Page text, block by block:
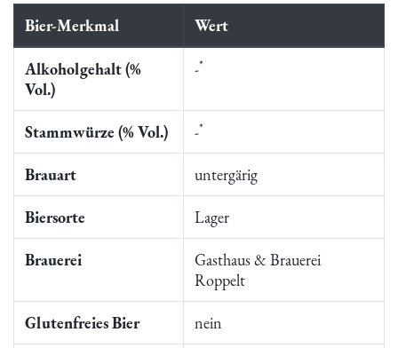
Bier-Merkmal Wert
Alkoholgehalt (%
Vol.)
-*
Stammwürze (% Vol.) -*
Brauart untergärig
Biersorte Lager
Brauerei
Gasthaus & Brauerei
Roppelt
Glutenfreies Bier nein